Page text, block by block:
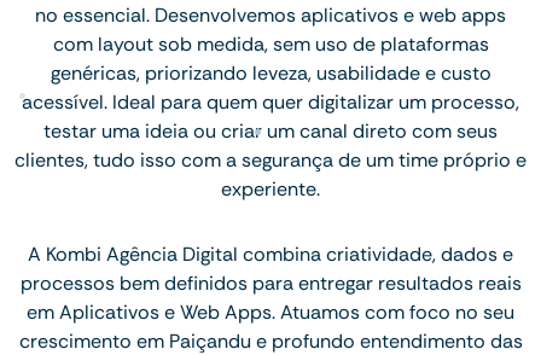
no essencial. Desenvolvemos aplicativos e web apps
com layout sob medida, sem uso de plataformas
genéricas, priorizando leveza, usabilidade e custo
acessível. Ideal para quem quer digitalizar um processo,
testar uma ideia ou criar um canal direto com seus
clientes, tudo isso com a segurança de um time próprio e
experiente.
A Kombi Agência Digital combina criatividade, dados e
processos bem definidos para entregar resultados reais
em Aplicativos e Web Apps. Atuamos com foco no seu
crescimento em Paiçandu e profundo entendimento das